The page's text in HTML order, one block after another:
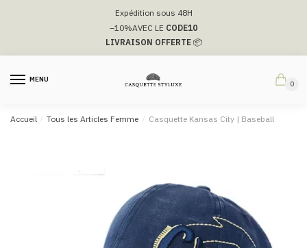
navigation
Expédition sous 48H
–10%AVEC LE CODE10
LIVRAISON OFFERTE📦
MENU
0
Accueil / Tous les Articles Femme / Casquette Kansas City | Baseball